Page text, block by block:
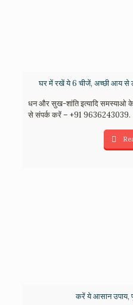
घर में रखें ये 6 चीजें, अच्छी आय से
धन और सुख-शांति इत्यादि समस्याओ के
से संपर्क करें – +91 9636243039.
करें ये आसान उपाय,